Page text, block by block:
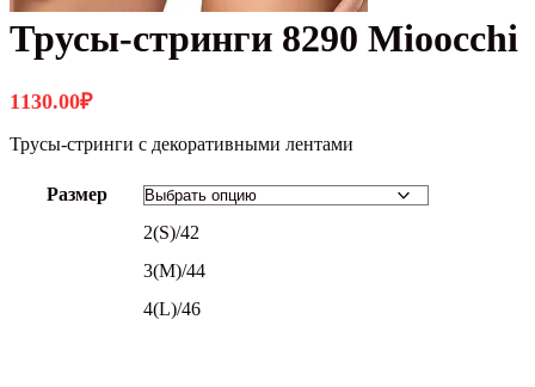
Трусы-стринги 8290 Mioocchi
1130.00₽
Трусы-стринги с декоративными лентами
Размер
2(S)/42
3(M)/44
4(L)/46